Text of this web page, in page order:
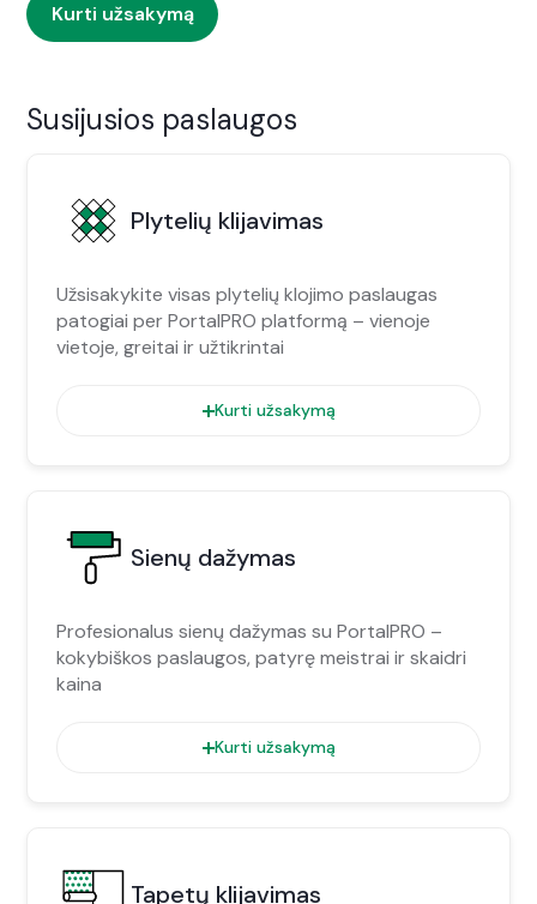
Kurti užsakymą
Susijusios paslaugos
Plytelių klijavimas
Užsisakykite visas plytelių klojimo paslaugas
patogiai per PortalPRO platformą – vienoje
vietoje, greitai ir užtikrintai
Kurti užsakymą
Sienų dažymas
Profesionalus sienų dažymas su PortalPRO –
kokybiškos paslaugos, patyrę meistrai ir skaidri
kaina
Kurti užsakymą
Tapetų klijavimas